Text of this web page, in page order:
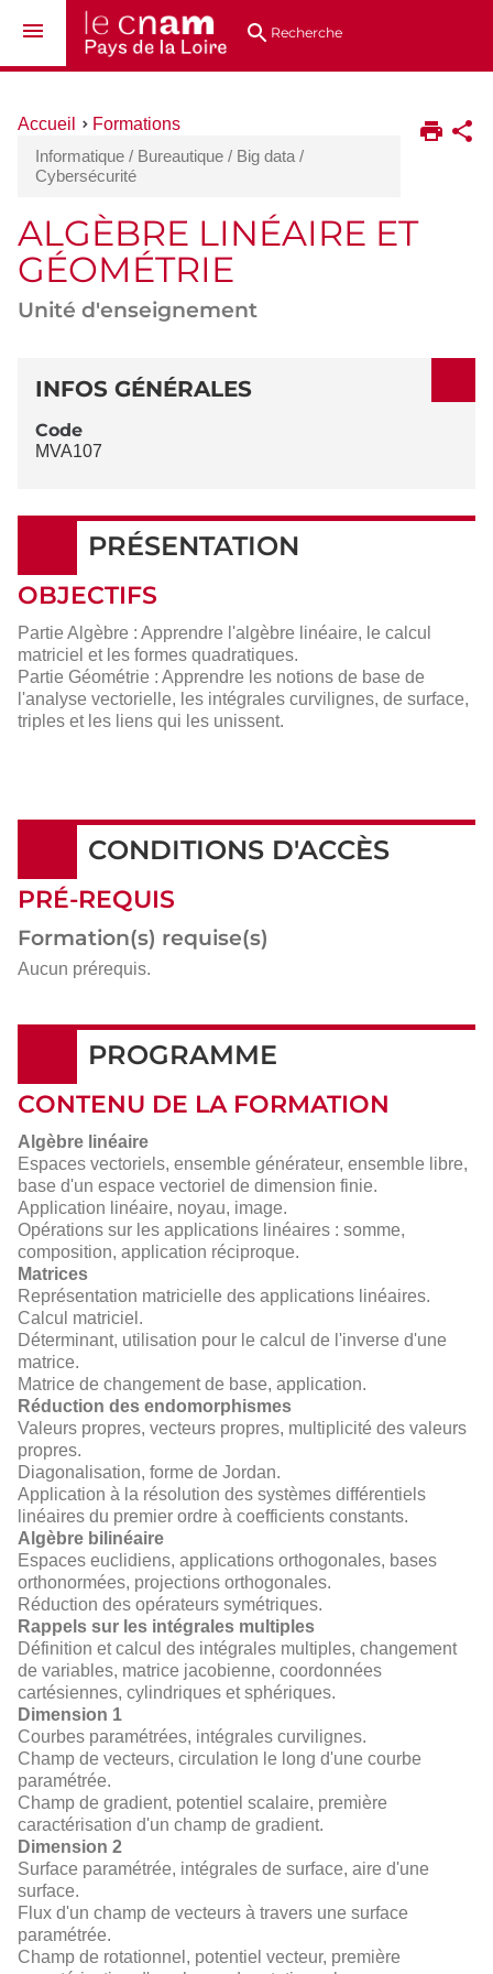
au
directsRecherche
Vous
ici :
Accueil
Formations
Informatique / Bureautique / Big data /
Cybersécurité
ALGÈBRE LINÉAIRE ET
GÉOMÉTRIE
Unité d'enseignement
DÉTAILS
INFOS GÉNÉRALES
Code
MVA107
PRÉSENTATION
OBJECTIFS
Partie Algèbre : Apprendre l'algèbre linéaire, le calcul
matriciel et les formes quadratiques.
Partie Géométrie : Apprendre les notions de base de
l'analyse vectorielle, les intégrales curvilignes, de surface,
triples et les liens qui les unissent.
CONDITIONS D'ACCÈS
PRÉ-REQUIS
Formation(s) requise(s)
Aucun prérequis.
PROGRAMME
CONTENU DE LA FORMATION
Algèbre linéaire
Espaces vectoriels, ensemble générateur, ensemble libre,
base d'un espace vectoriel de dimension finie.
Application linéaire, noyau, image.
Opérations sur les applications linéaires : somme,
composition, application réciproque.
Matrices
Représentation matricielle des applications linéaires.
Calcul matriciel.
Déterminant, utilisation pour le calcul de l'inverse d'une
matrice.
Matrice de changement de base, application.
Réduction des endomorphismes
Valeurs propres, vecteurs propres, multiplicité des valeurs
propres.
Diagonalisation, forme de Jordan.
Application à la résolution des systèmes différentiels
linéaires du premier ordre à coefficients constants.
Algèbre bilinéaire
Espaces euclidiens, applications orthogonales, bases
orthonormées, projections orthogonales.
Réduction des opérateurs symétriques.
Rappels sur les intégrales multiples
Définition et calcul des intégrales multiples, changement
de variables, matrice jacobienne, coordonnées
cartésiennes, cylindriques et sphériques.
Dimension 1
Courbes paramétrées, intégrales curvilignes.
Champ de vecteurs, circulation le long d'une courbe
paramétrée.
Champ de gradient, potentiel scalaire, première
caractérisation d'un champ de gradient.
Dimension 2
Surface paramétrée, intégrales de surface, aire d'une
surface.
Flux d'un champ de vecteurs à travers une surface
paramétrée.
Champ de rotationnel, potentiel vecteur, première